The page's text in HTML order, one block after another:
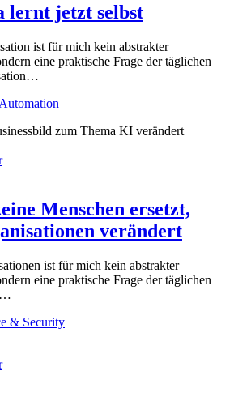
lernt jetzt selbst
ist für mich kein abstrakter
eine praktische Frage der täglichen
Menschen ersetzt,
verändert
ist für mich kein abstrakter
eine praktische Frage der täglichen
& Security